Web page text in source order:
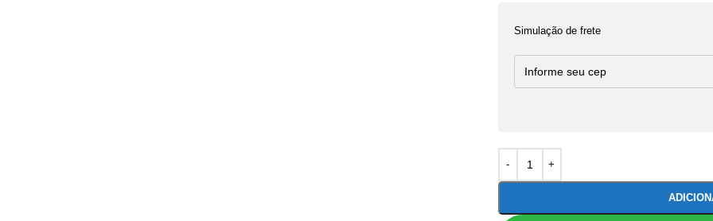
Simulação de frete